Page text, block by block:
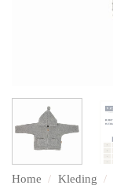
Home / Kleding /